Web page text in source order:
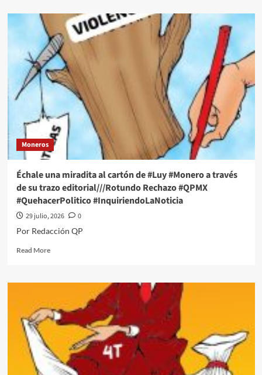
Échale
miradita
al
cartón
de
#Luy
#Monero
través
de
su
trazo
editorial///El
de
la
complicidad
#QPMX
#InquiriendoLaNoticia
Moneros
Échale una miradita al cartón de #Luy #Monero a través
de su trazo editorial///Rotundo Rechazo #QPMX
#QuehacerPolitico #InquiriendoLaNoticia
29 julio, 2026
0
Por Redacción QP
Read MoreRead
Échale
miradita
al
cartón
#Luy
#Monero